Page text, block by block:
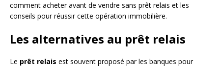
comment acheter avant de vendre sans prêt relais et les
conseils pour réussir cette opération immobilière.
Les alternatives au prêt relais
Le prêt relais est souvent proposé par les banques pour